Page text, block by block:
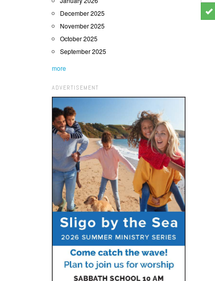
December 2025
November 2025
October 2025
September 2025
more
ADVERTISEMENT